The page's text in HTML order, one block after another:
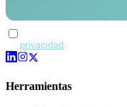
privacidad
Herramientas